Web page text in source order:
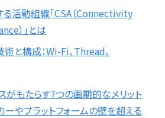
活動組織「CSA（Connectivity
）」とは
と構成：Wi-Fi、Thread、
もたらす7つの画期的なメリット
ーやプラットフォームの壁を超える